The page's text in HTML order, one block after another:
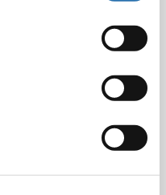
verstärkt
nehmen. Erwachsene
Sogar die Zahl der
Ausbau der